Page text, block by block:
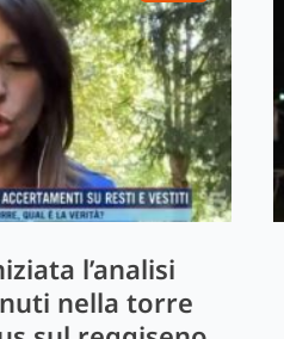
l’analisi
nella torre